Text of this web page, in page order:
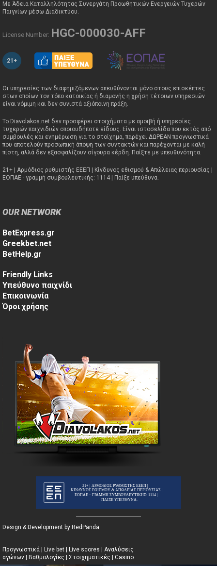
Με Άδεια Καταλληλότητας Συνεργάτη Προωθητικών Ενεργειών Τυχερών
Παιγνίων μέσω Διαδικτύου.
License Number: HGC-000030-AFF
21+
Οι υπηρεσίες των διαφημιζόμενων απευθύνονται μόνο στους επισκέπτες
στων οποίων τον τόπο κατοικίας ή διαμονής η χρήση τέτοιων υπηρεσιών
είναι νόμιμη και δεν συνιστά αξιόποινη πράξη.
Το Diavolakos.net δεν προσφέρει στοιχήματα με αμοιβή ή υπηρεσίες
τυχερών παιχνιδιών οποιουδήποτε είδους. Είναι ιστοσελίδα που εκτός από
συμβουλές και ενημέρωση για το στοίχημα, παρέχει ΔΩΡΕΑΝ προγνωστικά
που αποτελούν προσωπική άποψη των συντακτών και παρέχονται με καλή
πίστη, αλλά δεν εξασφαλίζουν σίγουρα κέρδη. Παίξτε με υπευθυνότητα.
21+ | Αρμόδιος ρυθμιστής ΕΕΕΠ | Κίνδυνος εθισμού & Απώλειας περιουσίας |
ΕΟΠΑΕ - γραμμή συμβουλευτικής: 1114 | Παίξε υπεύθυνα.
OUR NETWORK
BetExpress.gr
Greekbet.net
BetHelp.gr
Friendly Links
Υπεύθυνο παιχνίδι
Επικοινωνία
Όροι χρήσης
Design & Development by RedPanda
Προγνωστικά Live bet Live scores
Αναλύσεις
αγώνων
Βαθμολογίες Στοιχηματικές Casino